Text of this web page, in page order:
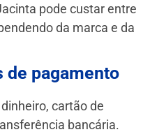
pode custar entre
da marca e da
de pagamento
cartão de
bancária.